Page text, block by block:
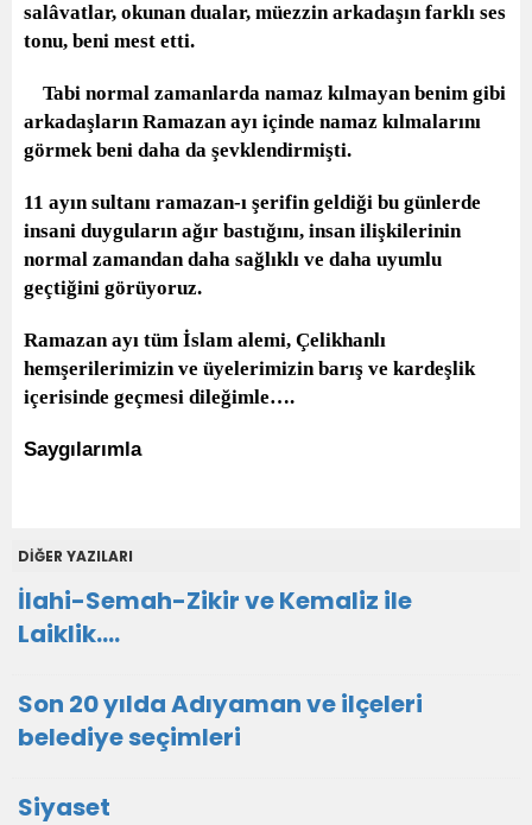
salâvatlar, okunan dualar, müezzin arkadaşın farklı ses
tonu, beni mest etti.
Tabi normal zamanlarda namaz kılmayan benim gibi
arkadaşların Ramazan ayı içinde namaz kılmalarını
görmek beni daha da şevklendirmişti.
11 ayın sultanı ramazan-ı şerifin geldiği bu günlerde
insani duyguların ağır bastığını, insan ilişkilerinin
normal zamandan daha sağlıklı ve daha uyumlu
geçtiğini görüyoruz.
Ramazan ayı tüm İslam alemi, Çelikhanlı
hemşerilerimizin ve üyelerimizin barış ve kardeşlik
içerisinde geçmesi dileğimle….
Saygılarımla
DİĞER YAZILARI
İlahi-Semah-Zikir ve Kemaliz ile
Laiklik….
Son 20 yılda Adıyaman ve ilçeleri
belediye seçimleri
Siyaset